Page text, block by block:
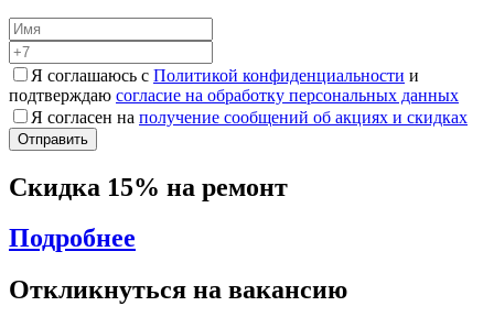
Я соглашаюсь с Политикой конфиденциальности и
подтверждаю согласие на обработку персональных данных
Я согласен на получение сообщений об акциях и скидках
Скидка 15% на ремонт
Подробнее
Откликнуться на вакансию